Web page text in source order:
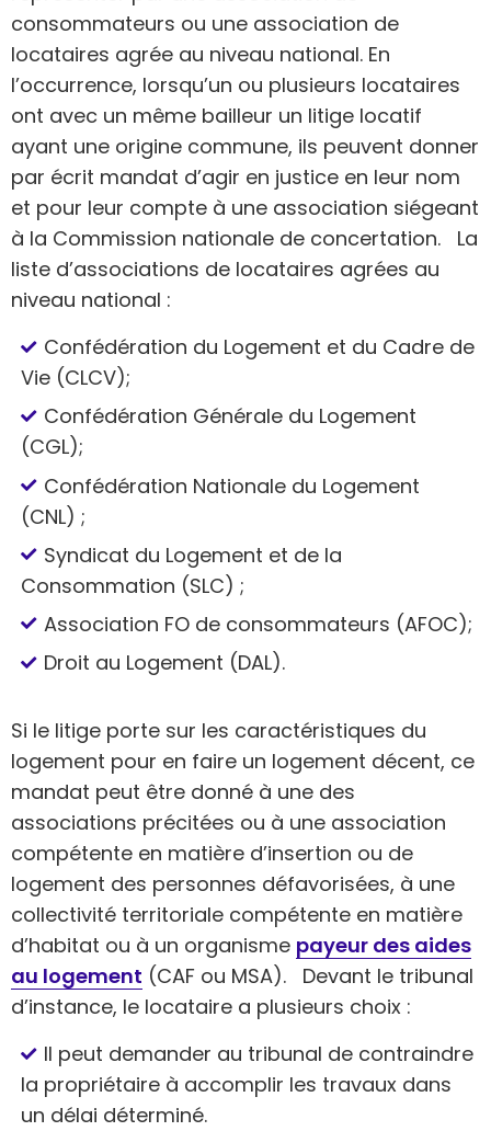
consommateurs ou une association de
locataires agrée au niveau national. En
l’occurrence, lorsqu’un ou plusieurs locataires
ont avec un même bailleur un litige locatif
ayant une origine commune, ils peuvent donner
par écrit mandat d’agir en justice en leur nom
et pour leur compte à une association siégeant
à la Commission nationale de concertation. La
liste d’associations de locataires agrées au
niveau national :
Confédération du Logement et du Cadre de
Vie (CLCV);
Confédération Générale du Logement
(CGL);
Confédération Nationale du Logement
(CNL) ;
Syndicat du Logement et de la
Consommation (SLC) ;
Association FO de consommateurs (AFOC);
Droit au Logement (DAL).
Si le litige porte sur les caractéristiques du
logement pour en faire un logement décent, ce
mandat peut être donné à une des
associations précitées ou à une association
compétente en matière d’insertion ou de
logement des personnes défavorisées, à une
collectivité territoriale compétente en matière
d’habitat ou à un organisme payeur des aides
au logement (CAF ou MSA). Devant le tribunal
d’instance, le locataire a plusieurs choix :
Il peut demander au tribunal de contraindre
la propriétaire à accomplir les travaux dans
un délai déterminé.